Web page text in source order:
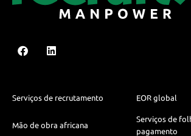
Serviços de recrutamento EOR global
Mão de obra africana
Serviços de
pagamento